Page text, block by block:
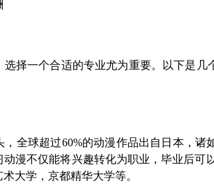
择一个合适的专业尤为重要。以下是
，全球超过60%的动漫作品出自日本，
漫不仅能将兴趣转化为职业，毕业后可
大学，京都精华大学等。